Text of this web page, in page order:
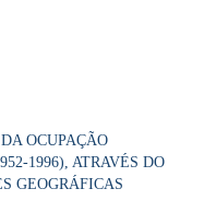
OCUPAÇÃO
1996), ATRAVÉS DO
GEOGRÁFICAS